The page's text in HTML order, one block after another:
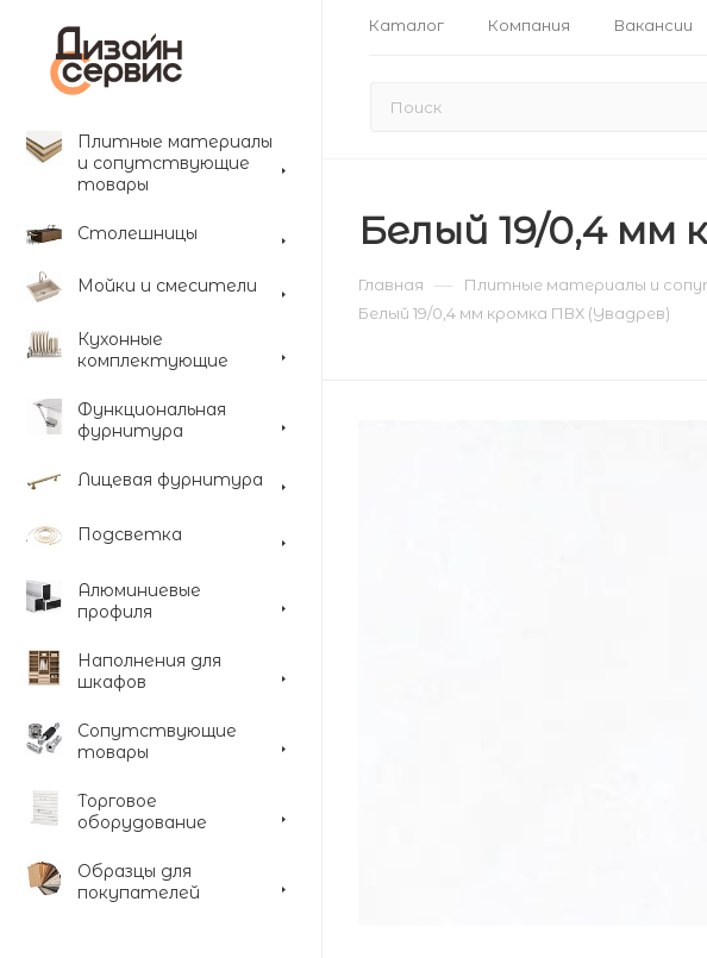
Каталог Компания Вакансии
Плитные материалы
и сопутствующие
товары
Столешницы
Мойки и смесители
Кухонные
комплектующие
Функциональная
фурнитура
Лицевая фурнитура
Подсветка
Алюминиевые
профиля
Наполнения для
шкафов
Сопутствующие
товары
Торговое
оборудование
Образцы для
покупателей
Белый 19/0,4 мм
Главная — Плитные материалы и
Белый 19/0,4 мм кромка ПВХ (Увадрев)